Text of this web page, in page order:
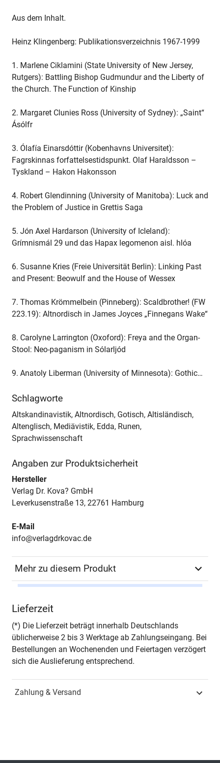
Aus dem Inhalt.
Heinz Klingenberg: Publikationsverzeichnis 1967-1999
1. Marlene Ciklamini (State University of New Jersey,
Rutgers): Battling Bishop Gudmundur and the Liberty of
the Church. The Function of Kinship
2. Margaret Clunies Ross (University of Sydney): „Saint“
Ásólfr
3. Ólafía Einarsdóttir (Kobenhavns Universitet):
Fagrskinnas forfattelsestidspunkt. Olaf Haraldsson –
Tyskland – Hakon Hakonsson
4. Robert Glendinning (University of Manitoba): Luck and
the Problem of Justice in Grettis Saga
5. Jón Axel Hardarson (University of Icleland):
Grímnismál 29 und das Hapax legomenon aisl. hlóa
6. Susanne Kries (Freie Universität Berlin): Linking Past
and Present: Beowulf and the House of Wessex
7. Thomas Krömmelbein (Pinneberg): Scaldbrother! (FW
223.19): Altnordisch in James Joyces „Finnegans Wake“
8. Carolyne Larrington (Oxoford): Freya and the Organ-
Stool: Neo-paganism in Sólarljód
9. Anatoly Liberman (University of Minnesota): Gothic…
Schlagworte
Altskandinavistik, Altnordisch, Gotisch, Altisländisch,
Altenglisch, Mediävistik, Edda, Runen,
Sprachwissenschaft
Angaben zur Produktsicherheit
Hersteller
Verlag Dr. Kova? GmbH
Leverkusenstraße 13, 22761 Hamburg
E-Mail
info@verlagdrkovac.de
Mehr zu diesem Produkt
Seiten 360
Jahr Hamburg 2002
Schriftenreihe
Lieferzeit
(*) Die Lieferzeit beträgt innerhalb Deutschlands
üblicherweise 2 bis 3 Werktage ab Zahlungseingang. Bei
Bestellungen an Wochenenden und Feiertagen verzögert
sich die Auslieferung entsprechend.
Zahlung & Versand